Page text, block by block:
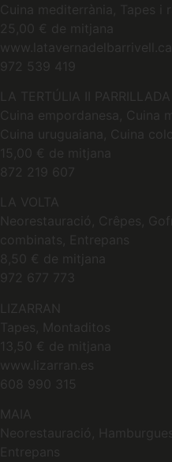
Cuina mediterrània, Tapes i
25,00 € de mitjana
972 539 419
LA TERTÚLIA II PARRILLADA
Cuina empordanesa, Cuina
Cuina uruguaiana, Cuina
15,00 € de mitjana
872 219 607
LA VOLTA
Neorestauració, Crêpes,
combinats, Entrepans
8,50 € de mitjana
972 677 773
LIZARRAN
Tapes, Montaditos
13,50 € de mitjana
www.lizarran.es
608 990 315
MAIA
Neorestauració,
Entrepans